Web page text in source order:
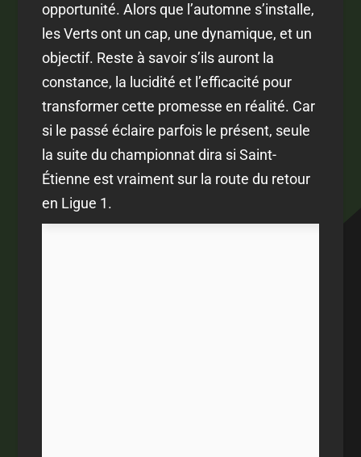
opportunité. Alors que l’automne s’installe,
les Verts ont un cap, une dynamique, et un
objectif. Reste à savoir s’ils auront la
constance, la lucidité et l’efficacité pour
transformer cette promesse en réalité. Car
si le passé éclaire parfois le présent, seule
la suite du championnat dira si Saint-
Étienne est vraiment sur la route du retour
en Ligue 1.